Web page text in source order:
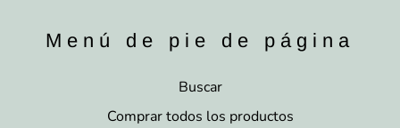
Menú de pie de página
Buscar
Comprar todos los productos